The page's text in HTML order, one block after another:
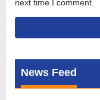
next time I comment.
News Feed